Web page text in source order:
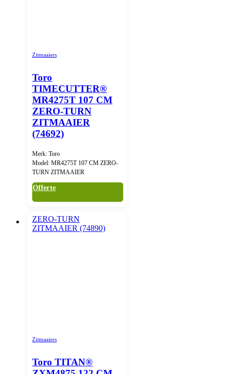
Zitmaaiers
Toro
TIMECUTTER®
MR4275T 107 CM
ZERO-TURN
ZITMAAIER
(74692)
Merk: Toro
Model: MR4275T 107 CM ZERO-
TURN ZITMAAIER
Offerte
Zitmaaiers
Toro TITAN®